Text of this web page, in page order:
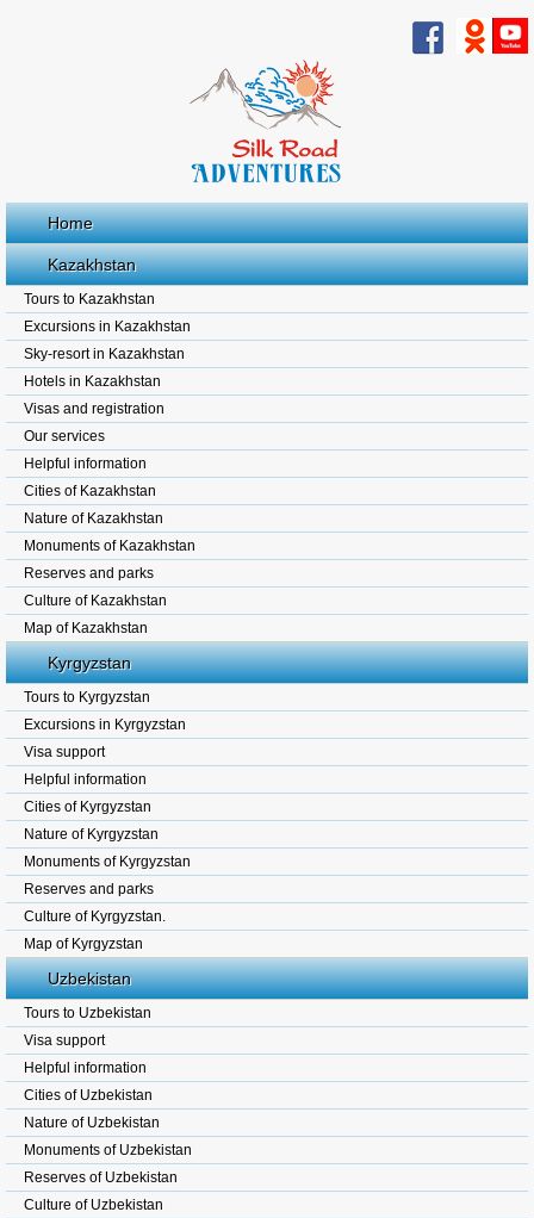
Home
Kazakhstan
Tours to Kazakhstan
Excursions in Kazakhstan
Sky-resort in Kazakhstan
Hotels in Kazakhstan
Visas and registration
Our services
Helpful information
Cities of Kazakhstan
Nature of Kazakhstan
Monuments of Kazakhstan
Reserves and parks
Culture of Kazakhstan
Map of Kazakhstan
Kyrgyzstan
Tours to Kyrgyzstan
Excursions in Kyrgyzstan
Visa support
Helpful information
Cities of Kyrgyzstan
Nature of Kyrgyzstan
Monuments of Kyrgyzstan
Reserves and parks
Culture of Kyrgyzstan.
Map of Kyrgyzstan
Uzbekistan
Tours to Uzbekistan
Visa support
Helpful information
Cities of Uzbekistan
Nature of Uzbekistan
Monuments of Uzbekistan
Reserves of Uzbekistan
Culture of Uzbekistan